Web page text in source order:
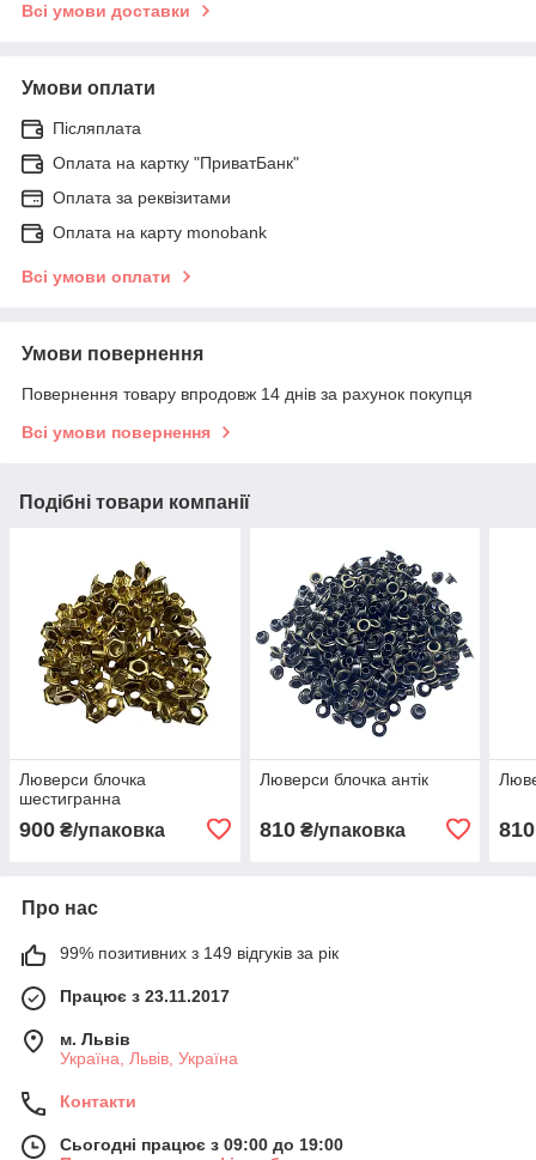
Всі умови доставки
Умови оплати
Післяплата
Оплата на картку "ПриватБанк"
Оплата за реквізитами
Оплата на карту monobank
Всі умови оплати
Умови повернення
Повернення товару впродовж 14 днів за рахунок покупця
Всі умови повернення
Подібні товари компанії
Люверси блочка
шестигранна
900 ₴/упаковка
Люверси блочка антік
810₴/упаковка 810
Про нас
99% позитивних з 149 відгуків за рік
Працює з 23.11.2017
м. Львів
Україна, Львів, Україна
Контакти
Сьогодні працює з 09:00 до 19:00